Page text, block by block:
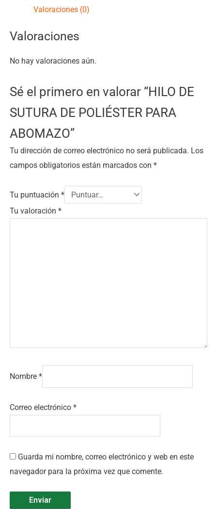
Valoraciones (0)
Valoraciones
No hay valoraciones aún.
Sé el primero en valorar “HILO DE
SUTURA DE POLIÉSTER PARA
ABOMAZO”
Tu dirección de correo electrónico no será publicada. Los
campos obligatorios están marcados con *
Tu puntuación *
Tu valoración *
Nombre *
Correo electrónico *
Guarda mi nombre, correo electrónico y web en este
navegador para la próxima vez que comente.